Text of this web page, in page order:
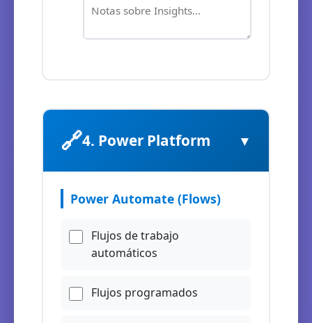
🔗4. Power Platform ▼
Power Automate (Flows)
Flujos de trabajo
automáticos
Flujos programados